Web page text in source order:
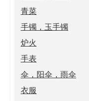
青菜
手镯，玉手镯
炉火
手表
伞，阳伞，雨伞
衣服